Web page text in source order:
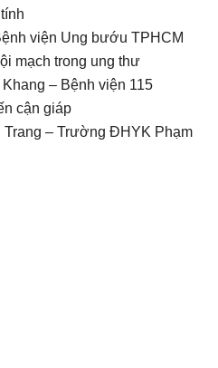
viện Ung bướu TPHCM
mạch trong ung thư
– Bệnh viện 115
cận giáp
Trang – Trường ĐHYK Phạm